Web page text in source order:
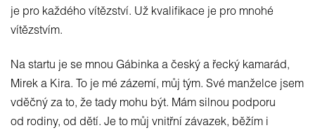
je pro každého vítězství. Už kvalifikace je pro mnohé
vítězstvím.
Na startu je se mnou Gábinka a český a řecký kamarád,
Mirek a Kira. To je mé zázemí, můj tým. Své manželce jsem
vděčný za to, že tady mohu být. Mám silnou podporu
od rodiny, od dětí. Je to můj vnitřní závazek, běžím i